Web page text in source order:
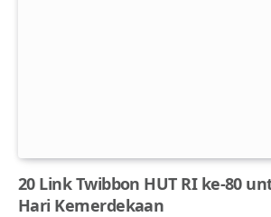
20 Link Twibbon HUT RI ke-80
Hari Kemerdekaan